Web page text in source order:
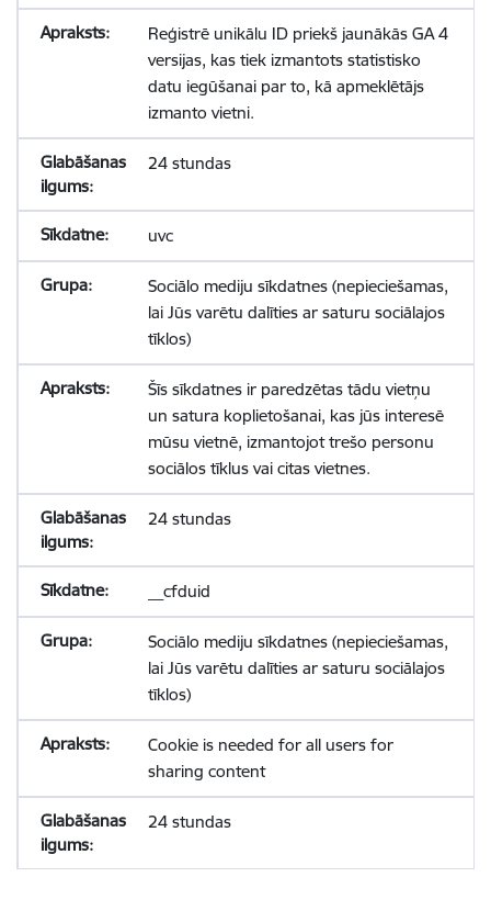
Reģistrē unikālu ID priekš jaunākās GA 4
versijas, kas tiek izmantots statistisko
datu iegūšanai par to, kā apmeklētājs
izmanto vietni.
24 stundas
uvc
Sociālo mediju sīkdatnes (nepieciešamas,
lai Jūs varētu dalīties ar saturu sociālajos
tīklos)
Šīs sīkdatnes ir paredzētas tādu vietņu
un satura koplietošanai, kas jūs interesē
mūsu vietnē, izmantojot trešo personu
sociālos tīklus vai citas vietnes.
24 stundas
__cfduid
Sociālo mediju sīkdatnes (nepieciešamas,
lai Jūs varētu dalīties ar saturu sociālajos
tīklos)
Cookie is needed for all users for
sharing content
24 stundas